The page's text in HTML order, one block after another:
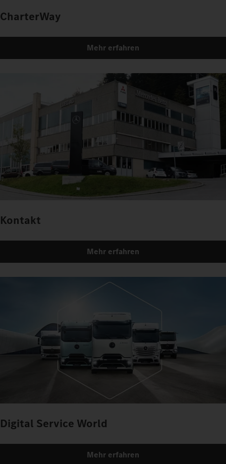
CharterWay
Mehr erfahren
Kontakt
Mehr erfahren
Digital Service World
Mehr erfahren